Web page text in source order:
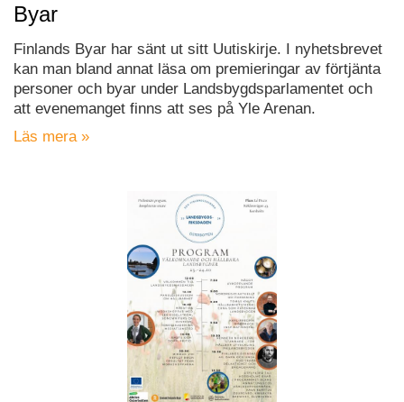
Byar
Finlands Byar har sänt ut sitt Uutiskirje. I nyhetsbrevet
kan man bland annat läsa om premieringar av förtjänta
personer och byar under Landsbygdsparlamentet och
att evenemanget finns att ses på Yle Arenan.
Läs mera »